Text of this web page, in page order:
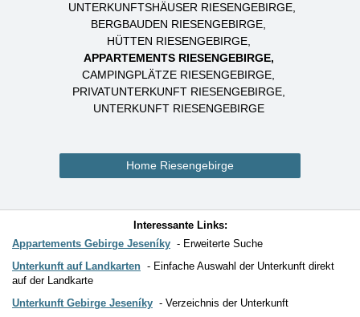
UNTERKUNFTSHÄUSER RIESENGEBIRGE
BERGBAUDEN RIESENGEBIRGE
HÜTTEN RIESENGEBIRGE
APPARTEMENTS RIESENGEBIRGE
CAMPINGPLÄTZE RIESENGEBIRGE
PRIVATUNTERKUNFT RIESENGEBIRGE
UNTERKUNFT RIESENGEBIRGE
Home Riesengebirge
Interessante Links:
Appartements Gebirge Jeseníky
Erweiterte Suche
Unterkunft auf Landkarten
Einfache Auswahl der Unterkunft direkt
auf der Landkarte
Unterkunft Gebirge Jeseníky
Verzeichnis der Unterkunft